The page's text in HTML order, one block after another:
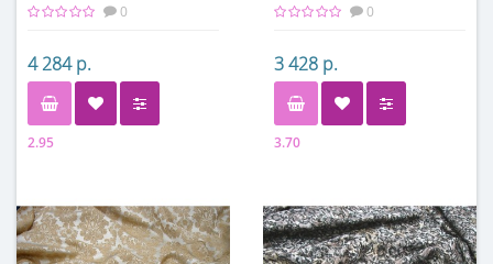
0
4 284 р.
2.95
0
3 428 р.
3.70